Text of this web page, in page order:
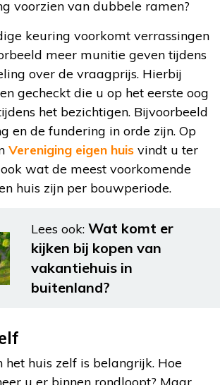
voorzien van dubbele ramen?
keuring voorkomt verrassingen
meer munitie geven tijdens
over de vraagprijs. Hierbij
gecheckt die u op het eerste oog
het bezichtigen. Bijvoorbeeld
en de fundering in orde zijn. Op
Vereniging eigen huis vindt u ter
wat de meest voorkomende
huis zijn per bouwperiode.
Lees ook: Wat komt er
kijken bij kopen van
vakantiehuis in
buitenland?
het huis zelf is belangrijk. Hoe